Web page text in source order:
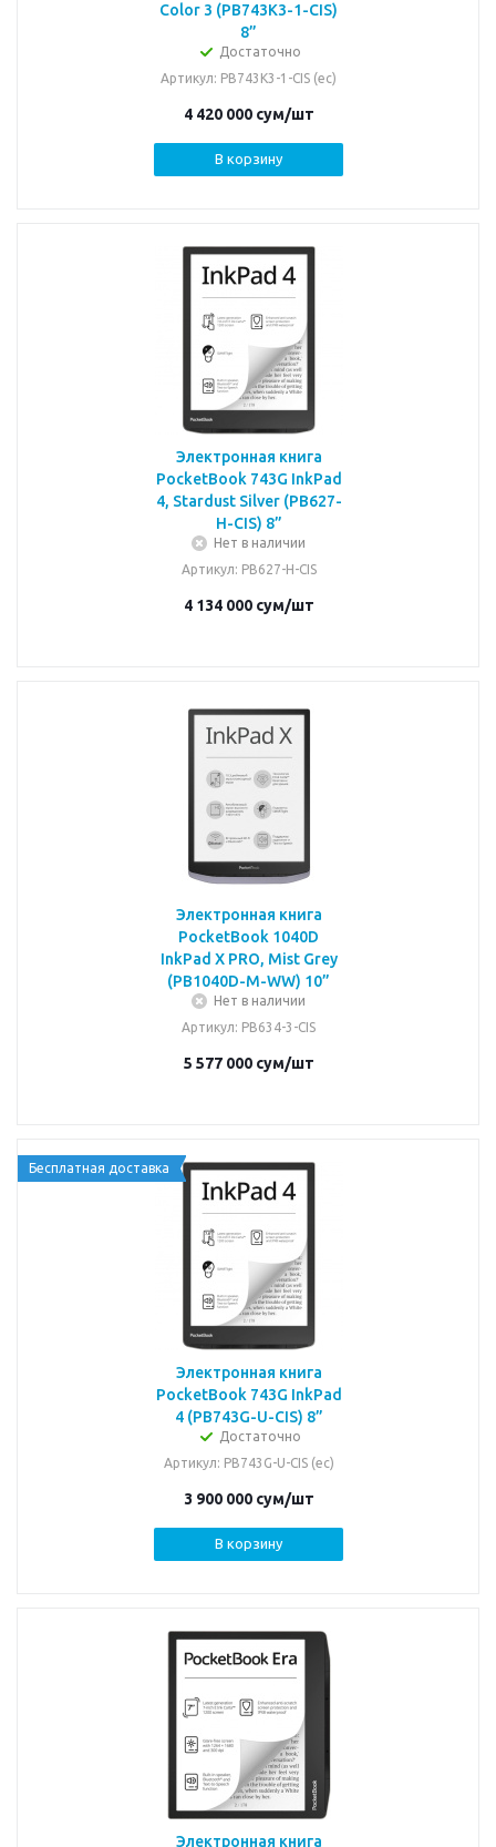
Color 3 (PB743K3-1-CIS)
8”
Достаточно
Артикул: PB743K3-1-CIS (ec)
4 420 000сум/шт
В корзину
Электронная книга
PocketBook 743G InkPad
4, Stardust Silver (PB627-
H-CIS) 8”
Нет в наличии
Артикул: PB627-H-CIS
4 134 000сум/шт
Электронная книга
PocketBook 1040D
InkPad X PRO, Mist Grey
(PB1040D-M-WW) 10”
Нет в наличии
Артикул: PB634-3-CIS
5 577 000сум/шт
Бесплатная доставка
Электронная книга
PocketBook 743G InkPad
4 (PB743G-U-CIS) 8”
Достаточно
Артикул: PB743G-U-CIS (ec)
3 900 000сум/шт
В корзину
Электронная книга